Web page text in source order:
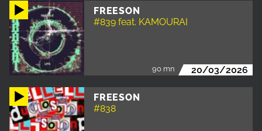
FREESON
#839 feat. KAMOURAI
90 mn 20/03/2026
FREESON
#838